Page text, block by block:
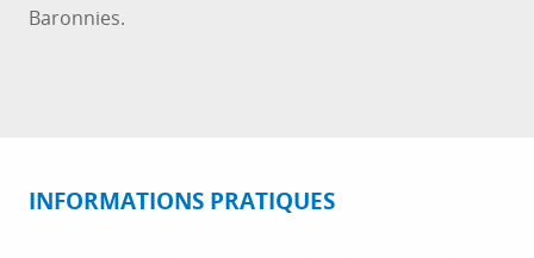
Baronnies.
INFORMATIONS PRATIQUES